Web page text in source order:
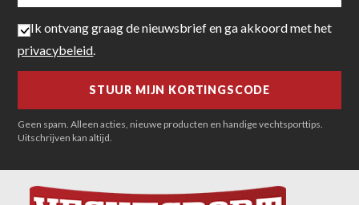
Ik ontvang graag de nieuwsbrief en ga akkoord met het
privacybeleid.
Geen spam. Alleen acties, nieuwe producten en handige vechtsporttips.
Uitschrijven kan altijd.